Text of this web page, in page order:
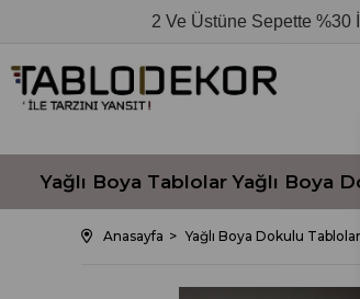
2 Ve Üstüne Sepette %30
Yağlı Boya Tablolar Yağlı Boya
Anasayfa Yağlı Boya Dokulu Tablolar